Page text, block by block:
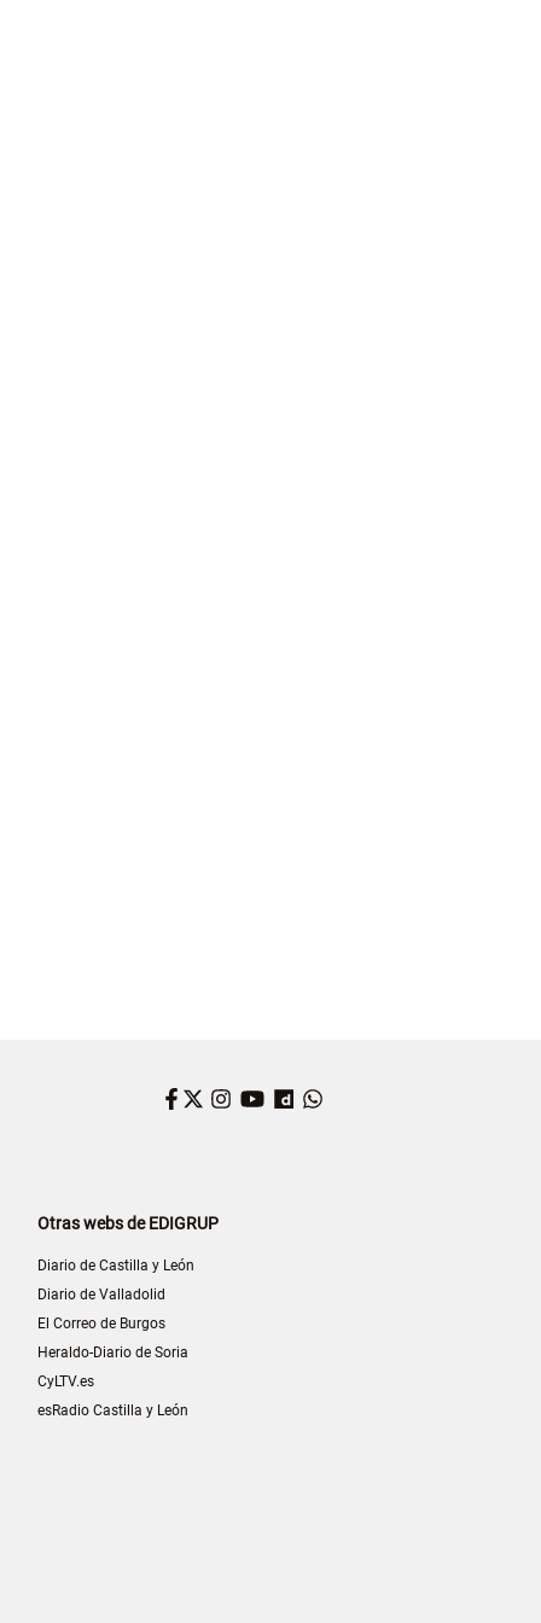
Facebook
Twitter
Instagram
YouTube
Dailymotion
Otras webs de EDIGRUP
Diario de Castilla y León
Diario de Valladolid
El Correo de Burgos
Heraldo-Diario de Soria
CyLTV.es
esRadio Castilla y León